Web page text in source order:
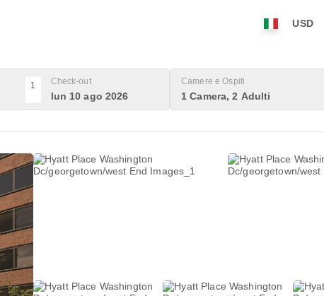
USD
1 Check-out
lun 10 ago 2026
Camere e Ospiti
1 Camera, 2 Adulti